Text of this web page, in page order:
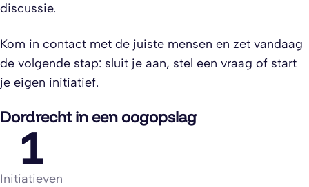
discussie.
Kom in contact met de juiste mensen en zet vandaag
de volgende stap: sluit je aan, stel een vraag of start
je eigen initiatief.
Dordrecht in een oogopslag
1
Initiatieven